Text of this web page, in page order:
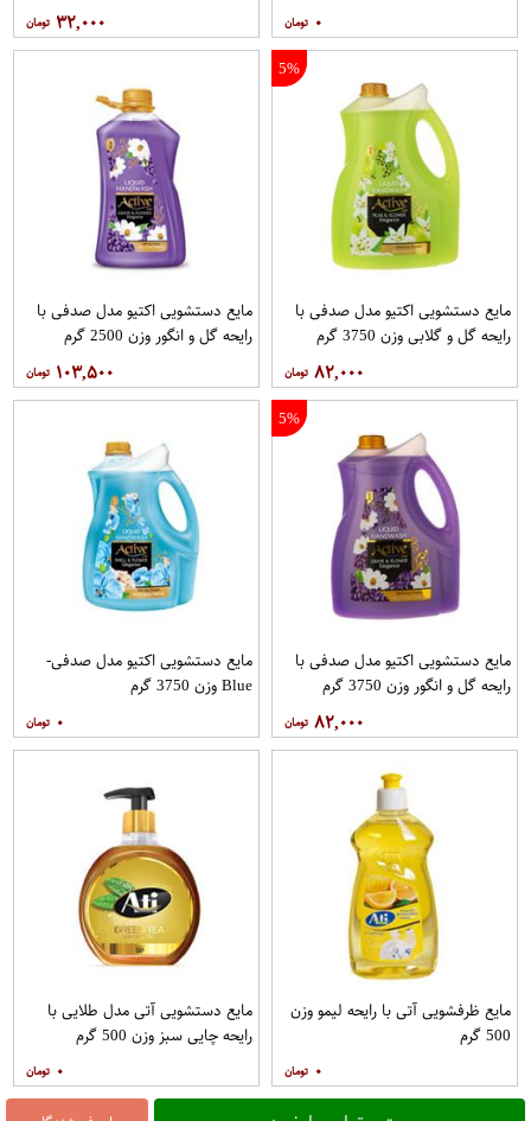
۰ ۳۲,۰۰۰
5%
مایع دستشویی اکتیو مدل صدفی با
رایحه گل و گلابی وزن 3750 گرم
۸۲,۰۰۰
مایع دستشویی اکتیو مدل صدفی با
رایحه گل و انگور وزن 2500 گرم
۱۰۳,۵۰۰
5%
مایع دستشویی اکتیو مدل صدفی با
رایحه گل و انگور وزن 3750 گرم
۸۲,۰۰۰
مایع دستشویی اکتیو مدل صدفی-
Blue وزن 3750 گرم
۰
مایع ظرفشویی آتی با رایحه لیمو وزن
500 گرم
۰
مایع دستشویی آتی مدل طلایی با
رایحه چایی سبز وزن 500 گرم
۰